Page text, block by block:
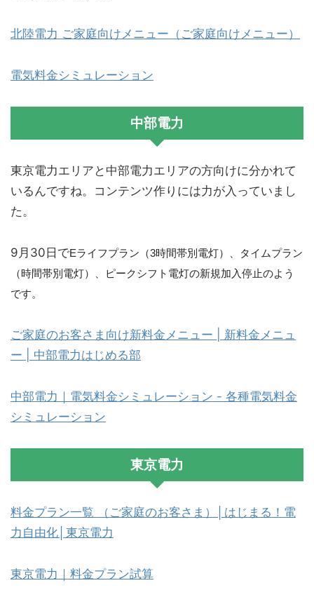
北陸電力 ご家庭向けメニュー（ご家庭向けメニュー）
電気料金シミュレーション
中部電力
東京電力エリアと中部電力エリアの方向けに分かれて
いるんですね。コンテンツ作りには力が入っていまし
た。
9月30日でEライフプラン（3時間帯別電灯）、タイムプラン
（時間帯別電灯）、ピークシフト電灯の新規加入停止のよう
です。
ご家庭のお客さま向け新料金メニュー | 新料金メニュ
ー | 中部電力はじめる部
中部電力｜電気料金シミュレーション - 各種電気料金
シミュレーション
東京電力
料金プラン一覧 （ご家庭のお客さま）│はじまる！電
力自由化│東京電力
東京電力｜料金プラン試算